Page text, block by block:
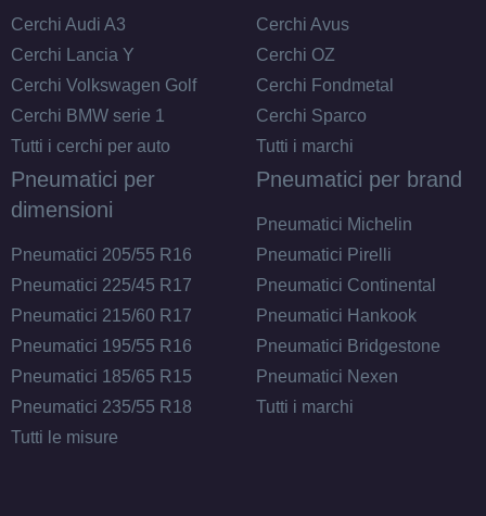
Cerchi Audi A3
Cerchi Lancia Y
Cerchi Volkswagen Golf
Cerchi BMW serie 1
Tutti i cerchi per auto
Cerchi Avus
Cerchi OZ
Cerchi Fondmetal
Cerchi Sparco
Tutti i marchi
Pneumatici per
dimensioni
Pneumatici 205/55 R16
Pneumatici 225/45 R17
Pneumatici 215/60 R17
Pneumatici 195/55 R16
Pneumatici 185/65 R15
Pneumatici 235/55 R18
Tutti le misure
Pneumatici per brand
Pneumatici Michelin
Pneumatici Pirelli
Pneumatici Continental
Pneumatici Hankook
Pneumatici Bridgestone
Pneumatici Nexen
Tutti i marchi